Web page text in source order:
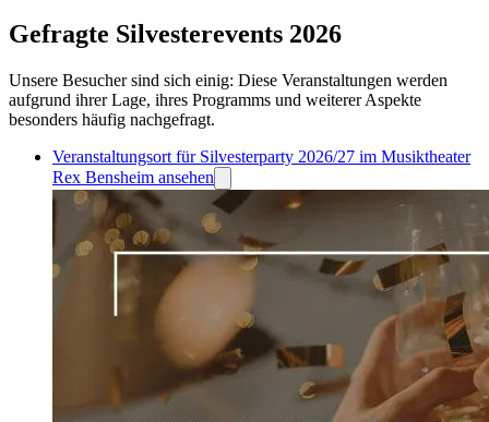
Gefragte Silvesterevents 2026
Unsere Besucher sind sich einig: Diese Veranstaltungen werden
aufgrund ihrer Lage, ihres Programms und weiterer Aspekte
besonders häufig nachgefragt.
Veranstaltungsort für Silvesterparty 2026/27 im Musiktheater
Rex Bensheim ansehen